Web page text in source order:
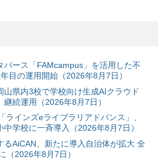
バース「FAMcampus」を活用した不
目の運用開始（2026年8月7日）
山県内3校で学校向け生成AIクラウド
継続運用（2026年8月7日）
ラインズeライブラリアドバンス」、
学校に一斉導入（2026年8月7日）
るAiCAN、新たに導入自治体が拡大 全
（2026年8月7日）